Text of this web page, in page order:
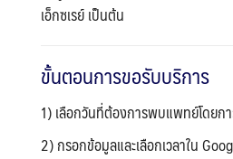
เอ็กซเรย์ เป็นต้น
ขั้นตอนการขอรับบริการ
1) เลือกวันที่ต้องการพบแพทย์โดยกา
2) กรอกข้อมูลและเลือกเวลาใน